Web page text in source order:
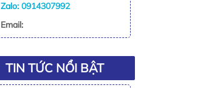
Zalo: 0914307992
Email:
TIN TỨC NỔI BẬT